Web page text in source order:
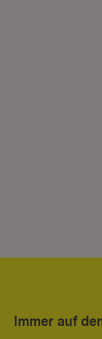
Immer auf